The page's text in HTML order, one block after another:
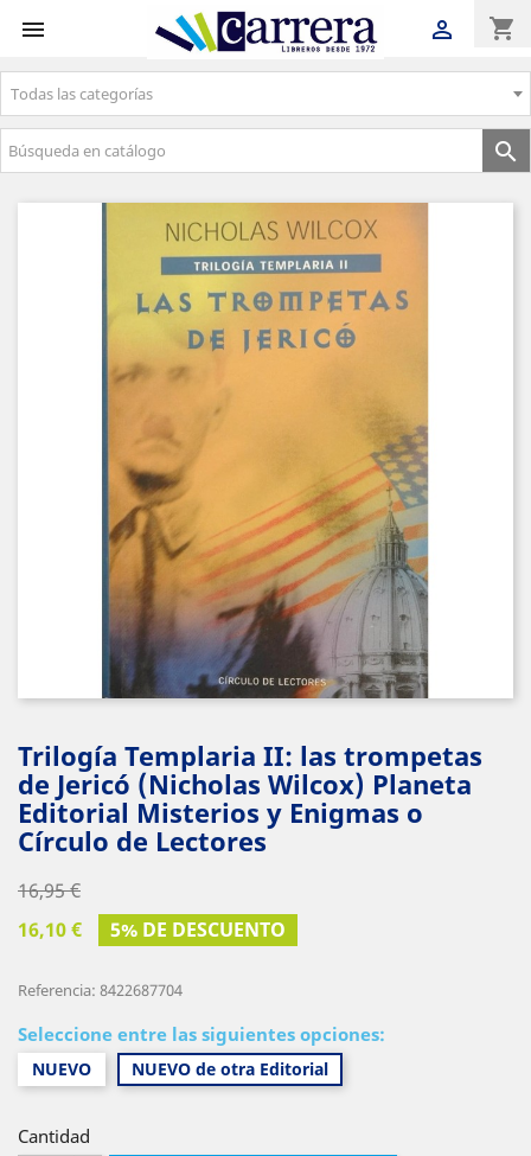
 shopping_cart

Envíos gratuitos a partir de 50€
Todas las categorías

Trilogía Templaria II: las trompetas
de Jericó (Nicholas Wilcox) Planeta
Editorial Misterios y Enigmas o
Círculo de Lectores
16,95 €
16,10 €
5% DE DESCUENTO
Referencia: 8422687704
Seleccione entre las siguientes opciones:
NUEVO NUEVO de otra Editorial
Cantidad